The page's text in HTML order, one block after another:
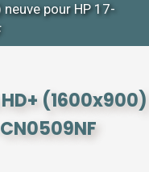
pour HP 17-
(1600x900)